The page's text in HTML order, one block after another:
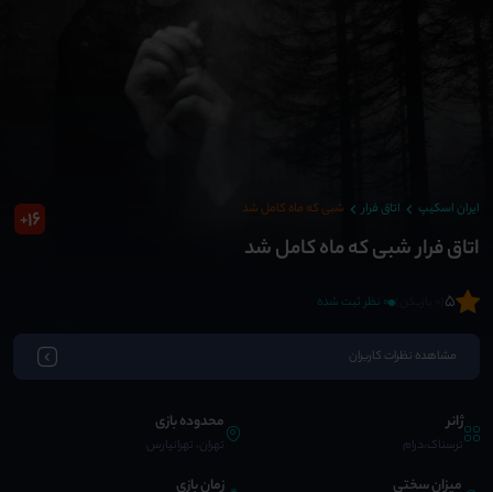
ایران اسکیپ اتاق فرار شبی که ماه کامل شد
اتاق فرار شبی که ماه کامل شد
16
+
5 0 نظر ثبت شده
مشاهده نظرات کاربران
ژانر
ترسناک،درام
محدوده بازی
تهران، تهرانپارس
میزان سختی زمان بازی